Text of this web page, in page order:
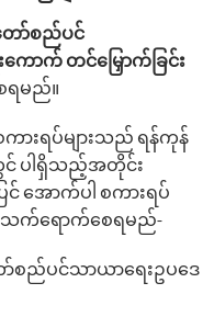
ော်စည်ပင်
ာက် တင်မြှောက်ခြင်း
ရမည်။
ကားရပ်များသည် ရန်ကုန်
င် ပါရှိသည့်အတိုင်း
အောက်ပါ စကားရပ်
ယ်သက်‌ရောက်‌စေရမည်-
ည်ပင်သာယာရေးဥပဒေ